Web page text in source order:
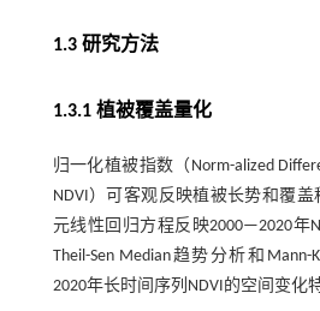
1.3 研究方法
1.3.1 植被覆盖量化
归一化植被指数（Norm-alized
NDVI）可客观反映植被长势和覆
元线性回归方程反映2000—2020年
Theil-Sen Median趋势分析和
2020年长时间序列NDVI的空间变化